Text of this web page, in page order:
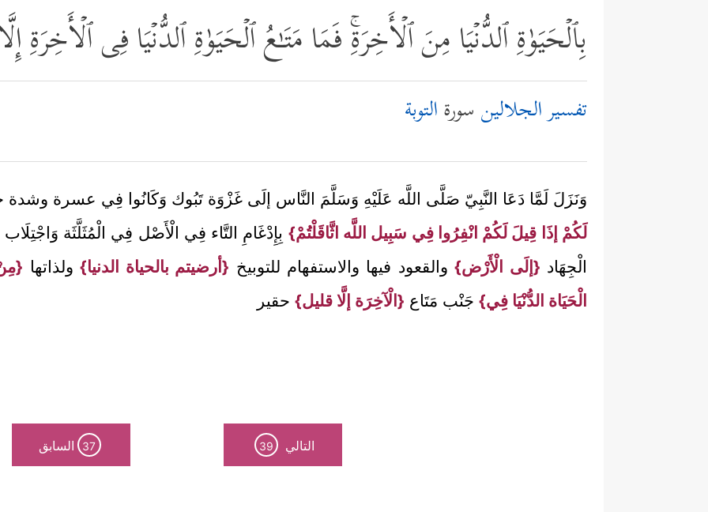
بِٱلۡحَیَوٰةِ ٱلدُّنۡیَا مِنَ ٱلۡأَخِرَةِۚ فَمَا مَتَـٰعُ ٱلۡحَیَوٰةِ ٱلدُّنۡیَا فِی ٱلۡأَخِرَةِ
تفسير الجلالين سورةالتوبة
وَنَزَلَ لَمَّا دَعَا النَّبِيّ صَلَّى اللَّه عَلَيْهِ وَسَلَّمَ النَّاس إلَى غَزْوَة تَبُوك وَكَانُوا فِي عسرة
لَكُمْ إذَا قِيلَ لَكُمْ انْفِرُوا فِي سَبِيل اللَّه اثَّاقَلْتُمْ} بِإِدْغَامِ التَّاء فِي الْأَصْل فِي الْمُثَلَّثَة
الْجِهَاد {إلَى الْأَرْض}والقعود فيها والاستفهام للتوبيخ {أرضيتم بالحياة الدنيا}ولذاتها
الْحَيَاة الدُّنْيَا فِي} جَنْب مَتَاع {الْآخِرَة إلَّا قليل} حقير
التالي 39
37 السابق